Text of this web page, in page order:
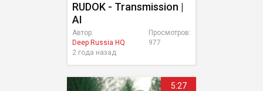
RUDOK - Transmission |
AI
Просмотров:
977
Автор:
Deep Russia HQ
2 года назад
5:27